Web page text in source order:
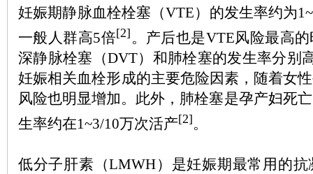
妊娠期静脉血栓栓塞（VTE）的发生率约为
一般人群高5倍[2] 。产后也是VTE风险最高
深静脉栓塞（DVT）和肺栓塞的发生率分别
妊娠相关血栓形成的主要危险因素，随着女
风险也明显增加。此外，肺栓塞是孕产妇死
生率约在1~3/10万次活产[2]。
低分子肝素（LMWH）是妊娠期最常用的